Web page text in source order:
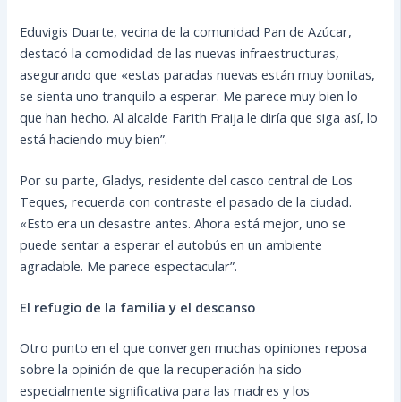
Eduvigis Duarte, vecina de la comunidad Pan de Azúcar,
destacó la comodidad de las nuevas infraestructuras,
asegurando que «estas paradas nuevas están muy bonitas,
se sienta uno tranquilo a esperar. Me parece muy bien lo
que han hecho. Al alcalde Farith Fraija le diría que siga así, lo
está haciendo muy bien”.
Por su parte, Gladys, residente del casco central de Los
Teques, recuerda con contraste el pasado de la ciudad.
«Esto era un desastre antes. Ahora está mejor, uno se
puede sentar a esperar el autobús en un ambiente
agradable. Me parece espectacular”.
El refugio de la familia y el descanso
Otro punto en el que convergen muchas opiniones reposa
sobre la opinión de que la recuperación ha sido
especialmente significativa para las madres y los